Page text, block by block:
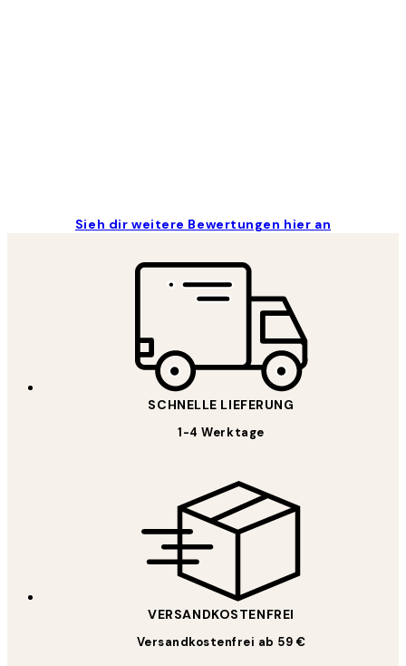
Sieh dir weitere Bewertungen hier an
SCHNELLE LIEFERUNG
1-4 Werktage
VERSANDKOSTENFREI
Versandkostenfrei ab 59 €